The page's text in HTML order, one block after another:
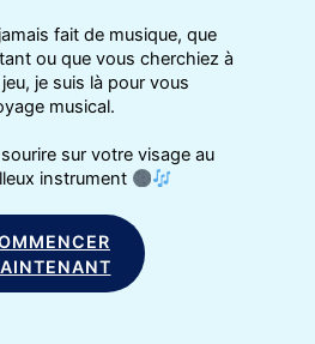
fait de musique, que
ou que vous cherchiez à
je suis là pour vous
musical.
sur votre visage au
instrument